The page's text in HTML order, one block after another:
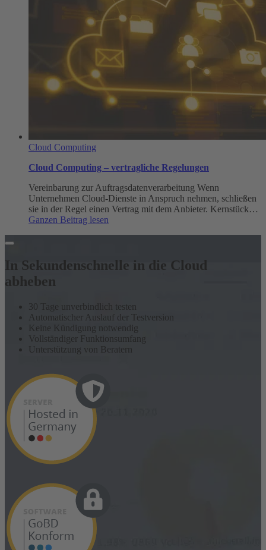
Cloud Computing
Cloud Computing – vertragliche Regelungen
Vereinbarung zur Auftragsdatenverarbeitung Wenn
Unternehmen Cloud-Dienste in Anspruch nehmen, schließen
sie in der Regel einen Vertrag mit dem Anbieter. Kernstück…
Ganzen Beitrag lesen
vertragliche
Regelungen
In Sekundenschnelle in die Cloud
abheben
30 Tage unverbindlich testen
Automatischer Auslauf der Testversion
Keine Kündigung notwendig
Vollständiger Funktionsumfang
Unterstützung von Beratern